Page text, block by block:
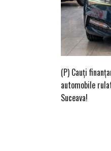
(P) Cauți
automobile
Suceava!